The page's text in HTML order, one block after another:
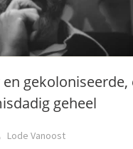
gekoloniseerde,
geheel
Lode Vanoost